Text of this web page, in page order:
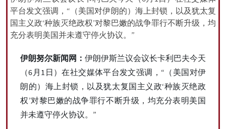
平台发文强调，“（美国对伊朗的）海上封锁，以及犹太复
国主义政‘种族灭绝政权’对黎巴嫩的战争罪行不断升级，均
充分表明美国并未遵守停火协议。”
伊朗努尔新闻网： 伊朗伊斯兰议会议长卡利巴夫今天
（6月1日）在社交媒体平台发文强调，“（美国对伊
朗的）海上封锁，以及犹太复国主义政‘种族灭绝政
权’对黎巴嫩的战争罪行不断升级，均充分表明美国
并未遵守停火协议。”